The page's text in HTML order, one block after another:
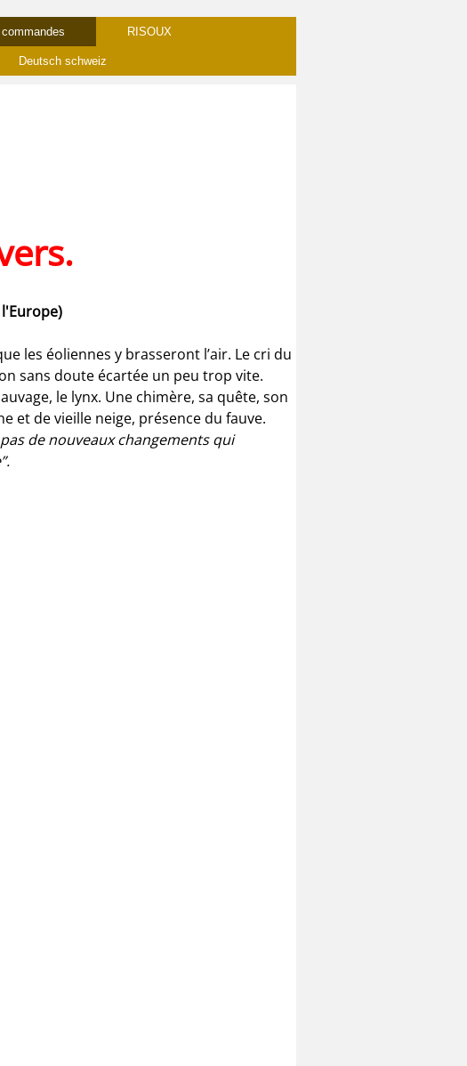
RISOUX
Deutsch schweiz
les éoliennes y brasseront l’air. Le cri du
sans doute écartée un peu trop vite.
le lynx. Une chimère, sa quête, son
et de vieille neige, présence du fauve.
de nouveaux changements qui